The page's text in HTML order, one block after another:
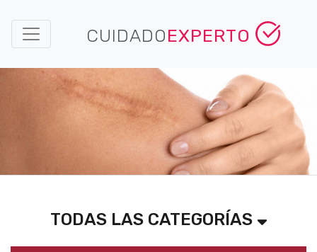
CUIDADOEXPERTO
TODAS LAS CATEGORÍAS